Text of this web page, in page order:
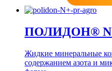
ПОЛИДОН® N+
Жидкие минеральные
содержанием азота и